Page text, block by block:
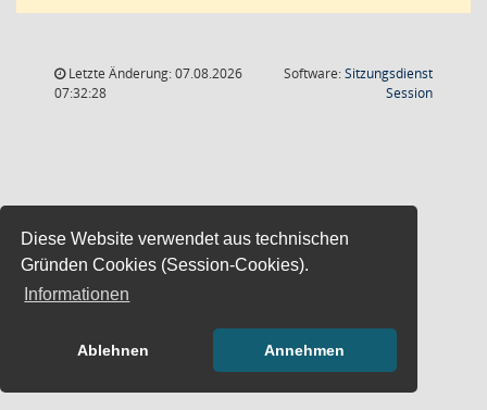
Diese Website verwendet aus technischen
Gründen Cookies (Session-Cookies).
Informationen
Ablehnen Annehmen
Letzte Änderung: 07.08.2026
07:32:28
Software:Sitzungsdienst
Session(Wird in